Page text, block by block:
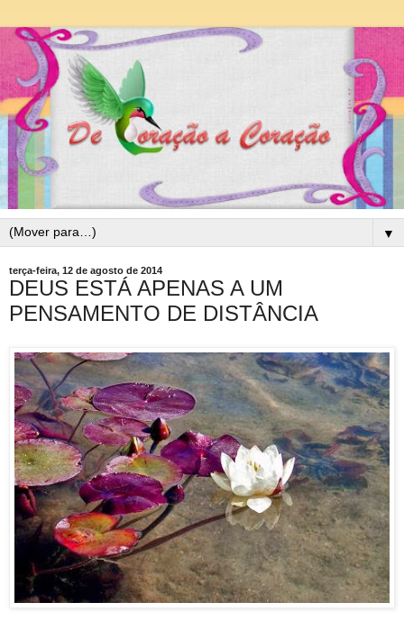
▼
terça-feira, 12 de agosto de 2014
DEUS ESTÁ APENAS A UM
PENSAMENTO DE DISTÂNCIA